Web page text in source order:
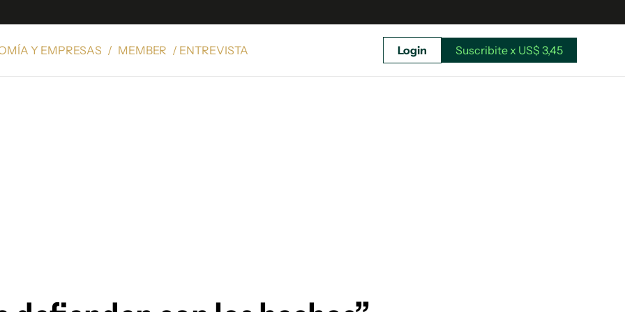
Y EMPRESAS / MEMBER / ENTREVISTA Login Suscribite x US$ 3,45